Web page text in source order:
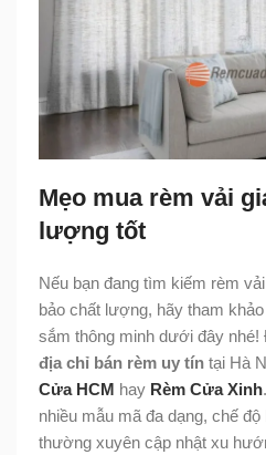
Mẹo mua rèm vải
lượng tốt
Nếu bạn đang tìm kiếm rèm
bảo chất lượng, hãy tham
sắm thông minh dưới đây
địa chỉ bán rèm uy tín tại Hà
Cửa HCM hay Rèm Cửa Xinh
nhiều mẫu mã đa dạng, chế
thường xuyên cập nhật xu